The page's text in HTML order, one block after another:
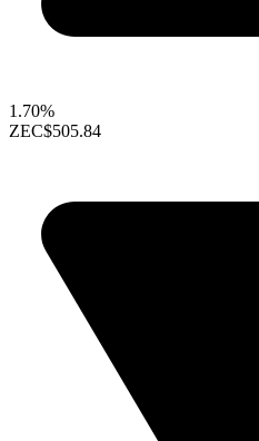
1.70%
ZEC$505.84